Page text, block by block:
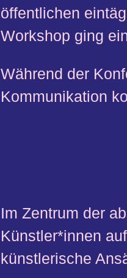
öffentlichen
Workshop ging
Während der
Kommunikation
Im Zentrum der
Künstler*innen
künstlerische